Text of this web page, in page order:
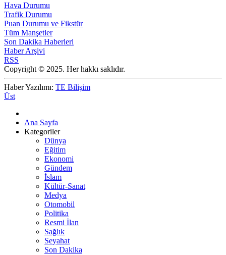
Hava Durumu
Trafik Durumu
Puan Durumu ve Fikstür
Tüm Manşetler
Son Dakika Haberleri
Haber Arşivi
RSS
Copyright © 2025. Her hakkı saklıdır.
Haber Yazılımı: TE Bilişim
Üst
Ana Sayfa
Kategoriler
Dünya
Eğitim
Ekonomi
Gündem
İslam
Kültür-Sanat
Medya
Otomobil
Politika
Resmi İlan
Sağlık
Seyahat
Son Dakika